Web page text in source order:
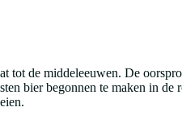
tot de middeleeuwen. De
bier begonnen te maken in de